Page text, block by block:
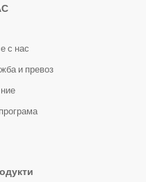
с нас
и превоз